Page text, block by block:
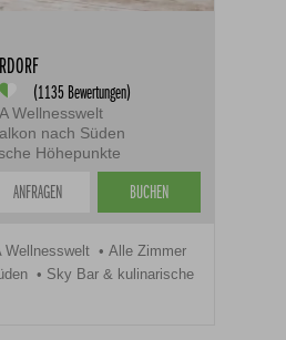
(1135 Bewertungen)
Wellnesswelt
nach Süden
Höhepunkte
ANFRAGEN BUCHEN
Wellnesswelt
Alle Zimmer
Sky Bar & kulinarische